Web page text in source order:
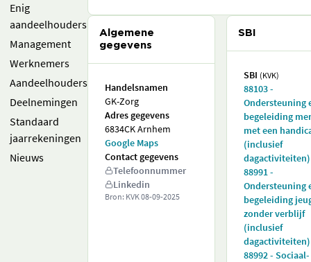
Enig
aandeelhouders
Management
Werknemers
Aandeelhouders
Deelnemingen
Standaard
jaarrekeningen
Nieuws
Algemene
gegevens
Handelsnamen
GK-Zorg
Adres gegevens
6834CK Arnhem
Google Maps
Contact gegevens
Telefoonnummer
Linkedin
Bron: KVK08-09-2025
SBI
SBI (KVK)
88103 -
Ondersteuning
begeleiding
met een
(inclusief
dagactiviteiten)
88991 -
Ondersteuning
begeleiding
zonder verblijf
(inclusief
dagactiviteiten)
88992 - Sociaal-